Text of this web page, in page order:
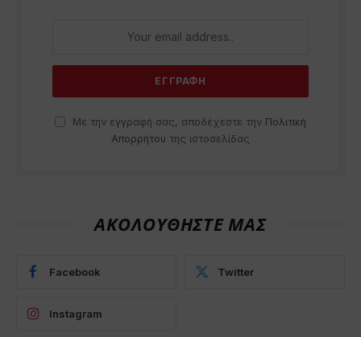
Με την εγγραφή σας, αποδέχεστε την Πολιτική
Απορρήτου της ιστοσελίδας
ΑΚΟΛΟΥΘΗΣΤΕ ΜΑΣ
Facebook Twitter
Instagram